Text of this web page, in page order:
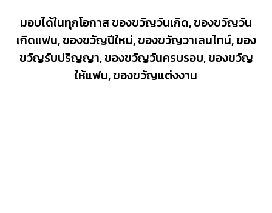
มอบได้ในทุกโอกาส ของขวัญวันเกิด, ของขวัญวัน
เกิดแฟน, ของขวัญปีใหม่, ของขวัญวาเลนไทน์, ของ
ขวัญรับปริญญา, ของขวัญวันครบรอบ, ของขวัญ
ให้แฟน, ของขวัญแต่งงาน